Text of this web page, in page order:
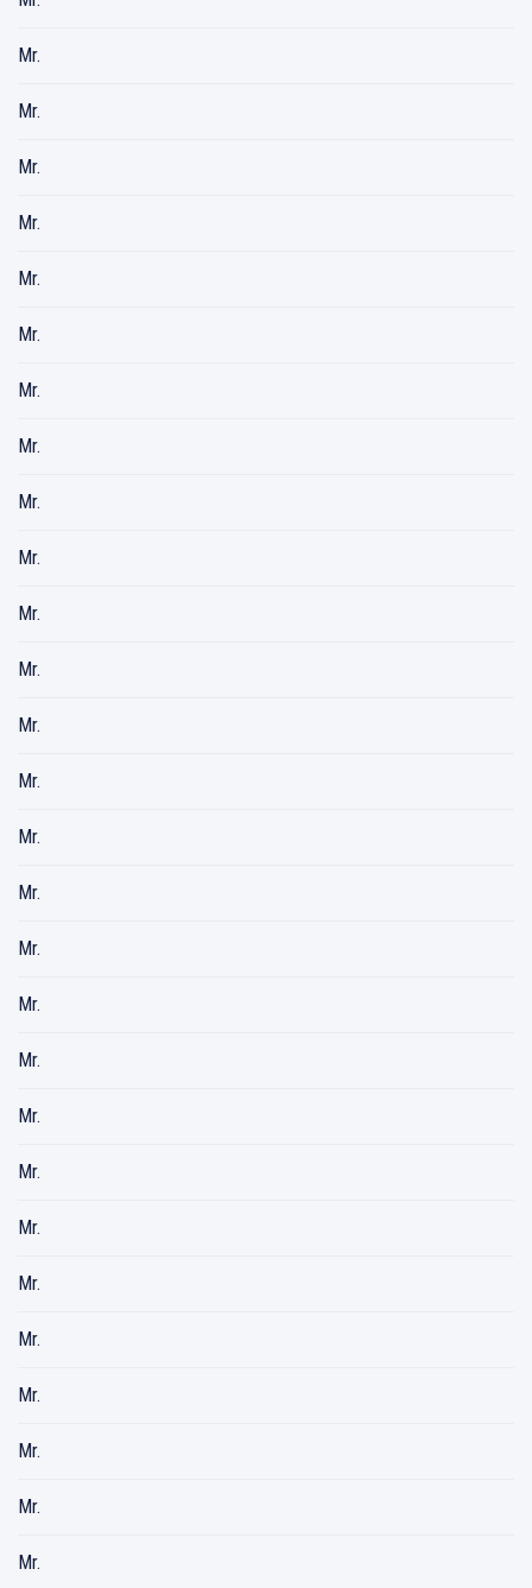
Mr.
Mr.
Mr.
Mr.
Mr.
Mr.
Mr.
Mr.
Mr.
Mr.
Mr.
Mr.
Mr.
Mr.
Mr.
Mr.
Mr.
Mr.
Mr.
Mr.
Mr.
Mr.
Mr.
Mr.
Mr.
Mr.
Mr.
Mr.